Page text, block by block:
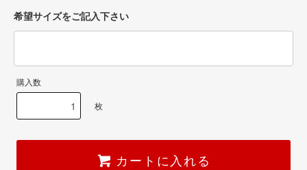
希望サイズをご記入下さい
購入数
枚
カートに入れる